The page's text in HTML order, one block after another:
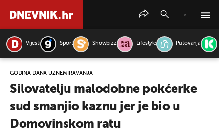
Vijesti Sport Showbizz Lifestyle Putovanja
GODINA DANA UZNEMIRAVANJA
Silovatelju malodobne pokćerke
sud smanjio kaznu jer je bio u
Domovinskom ratu
PRETRAŽITE VIJESTI